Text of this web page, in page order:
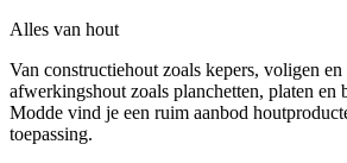
Alles van hout
Van constructiehout zoals kepers, voligen en
afwerkingshout zoals planchetten, platen en
Modde vind je een ruim aanbod
toepassing.